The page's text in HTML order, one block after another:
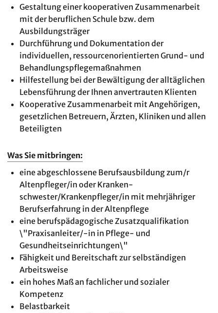
Gestaltung einer kooperativen Zusammenarbeit
mit der beruflichen Schule bzw. dem
Ausbildungsträger
Durchführung und Dokumentation der
individuellen, ressourcenorientierten Grund- und
Behandlungspflegemaßnahmen
Hilfestellung bei der Bewältigung der alltäglichen
Lebensführung der Ihnen anvertrauten Klienten
Kooperative Zusammenarbeit mit Angehörigen,
gesetzlichen Betreuern, Ärzten, Kliniken und allen
Beteiligten
Was Sie mitbringen:
eine abgeschlossene Berufsausbildung zum/r
Altenpfleger/in oder Kranken-
schwester/Krankenpfleger/in mit mehrjähriger
Berufserfahrung in der Altenpflege
eine berufspädagogische Zusatzqualifikation
\"Praxisanleiter/-in in Pflege- und
Gesundheitseinrichtungen\"
Fähigkeit und Bereitschaft zur selbständigen
Arbeitsweise
ein hohes Maß an fachlicher und sozialer
Kompetenz
Belastbarkeit